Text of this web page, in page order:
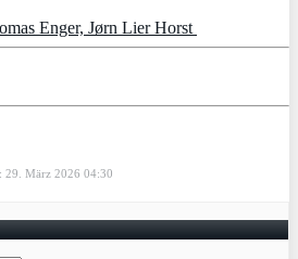
Enger, Jørn Lier Horst
29. März 2026 04:30